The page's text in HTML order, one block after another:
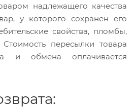
надлежащего качества
у которого сохранен его
свойства, пломбы,
пересылки товара
и обмена оплачивается